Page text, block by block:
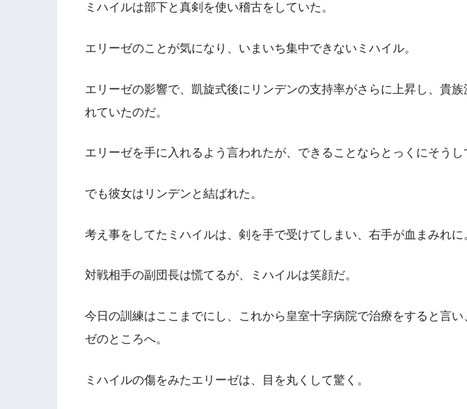
ミハイルは部下と真剣を使い稽古をしていた。
エリーゼのことが気になり、いまいち集中できないミハイル。
エリーゼの影響で、凱旋式後にリンデンの支持率がさらに上昇し、貴
れていたのだ。
エリーゼを手に入れるよう言われたが、できることならとっくにそうし
でも彼女はリンデンと結ばれた。
考え事をしてたミハイルは、剣を手で受けてしまい、右手が血まみれに
対戦相手の副団長は慌てるが、ミハイルは笑顔だ。
今日の訓練はここまでにし、これから皇室十字病院で治療をすると言
ゼのところへ。
ミハイルの傷をみたエリーゼは、目を丸くして驚く。